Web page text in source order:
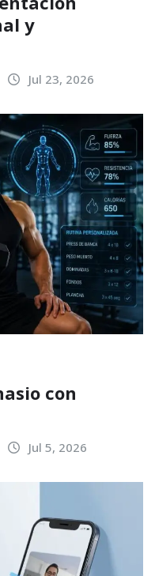
y
Jul 23, 2026
con
Jul 5, 2026